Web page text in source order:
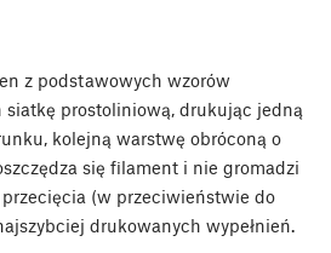
z podstawowych wzorów
siatkę prostoliniową, drukując jedną
kolejną warstwę obróconą o
się filament i nie gromadzi
(w przeciwieństwie do
drukowanych wypełnień.